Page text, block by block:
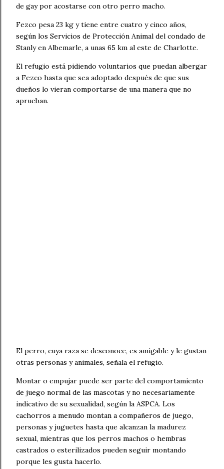
de gay por acostarse con otro perro macho.
Fezco pesa 23 kg y tiene entre cuatro y cinco años,
según los Servicios de Protección Animal del condado de
Stanly en Albemarle, a unas 65 km al este de Charlotte.
El refugio está pidiendo voluntarios que puedan albergar
a Fezco hasta que sea adoptado después de que sus
dueños lo vieran comportarse de una manera que no
aprueban.
El perro, cuya raza se desconoce, es amigable y le gustan
otras personas y animales, señala el refugio.
Montar o empujar puede ser parte del comportamiento
de juego normal de las mascotas y no necesariamente
indicativo de su sexualidad, según la ASPCA. Los
cachorros a menudo montan a compañeros de juego,
personas y juguetes hasta que alcanzan la madurez
sexual, mientras que los perros machos o hembras
castrados o esterilizados pueden seguir montando
porque les gusta hacerlo.